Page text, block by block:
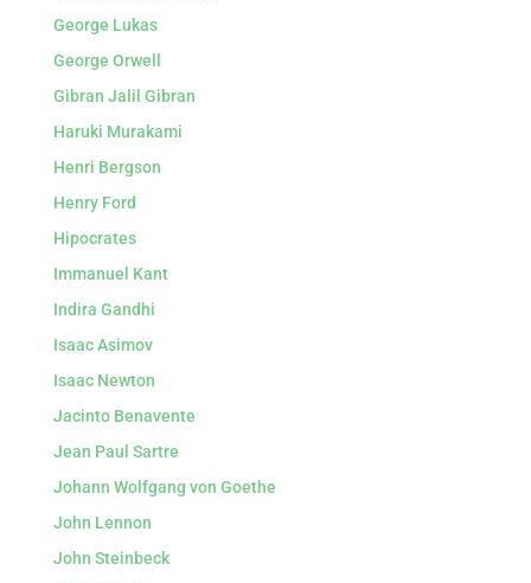
George Lukas
George Orwell
Gibran Jalil Gibran
Haruki Murakami
Henri Bergson
Henry Ford
Hipocrates
Immanuel Kant
Indira Gandhi
Isaac Asimov
Isaac Newton
Jacinto Benavente
Jean Paul Sartre
Johann Wolfgang von Goethe
John Lennon
John Steinbeck